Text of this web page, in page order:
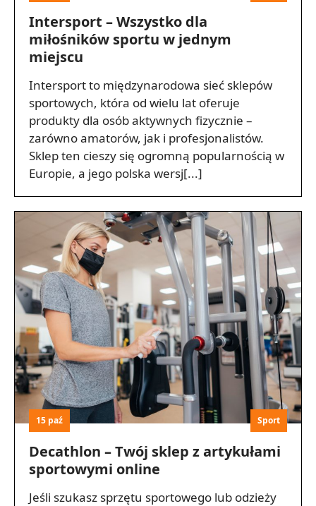
Intersport – Wszystko dla
miłośników sportu w jednym
miejscu
Intersport to międzynarodowa sieć sklepów
sportowych, która od wielu lat oferuje
produkty dla osób aktywnych fizycznie –
zarówno amatorów, jak i profesjonalistów.
Sklep ten cieszy się ogromną popularnością w
Europie, a jego polska wersj[...]
15 paź Sport
Decathlon – Twój sklep z artykułami
sportowymi online
Jeśli szukasz sprzętu sportowego lub odzieży